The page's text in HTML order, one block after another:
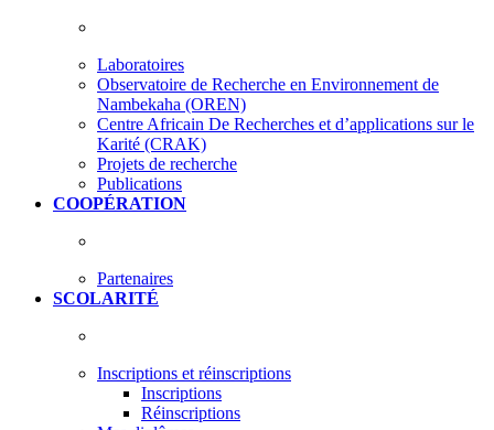
Laboratoires
Observatoire de Recherche en Environnement de
Nambekaha (OREN)
Centre Africain De Recherches et d’applications sur le
Karité (CRAK)
Projets de recherche
Publications
COOPÉRATION
Partenaires
SCOLARITÉ
Inscriptions et réinscriptions
Inscriptions
Réinscriptions